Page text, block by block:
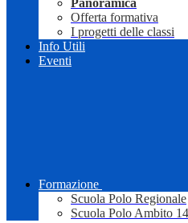
Panoramica
Offerta formativa
I progetti delle classi
Info Utili
Eventi
Formazione
Scuola Polo Regionale
Scuola Polo Ambito 14